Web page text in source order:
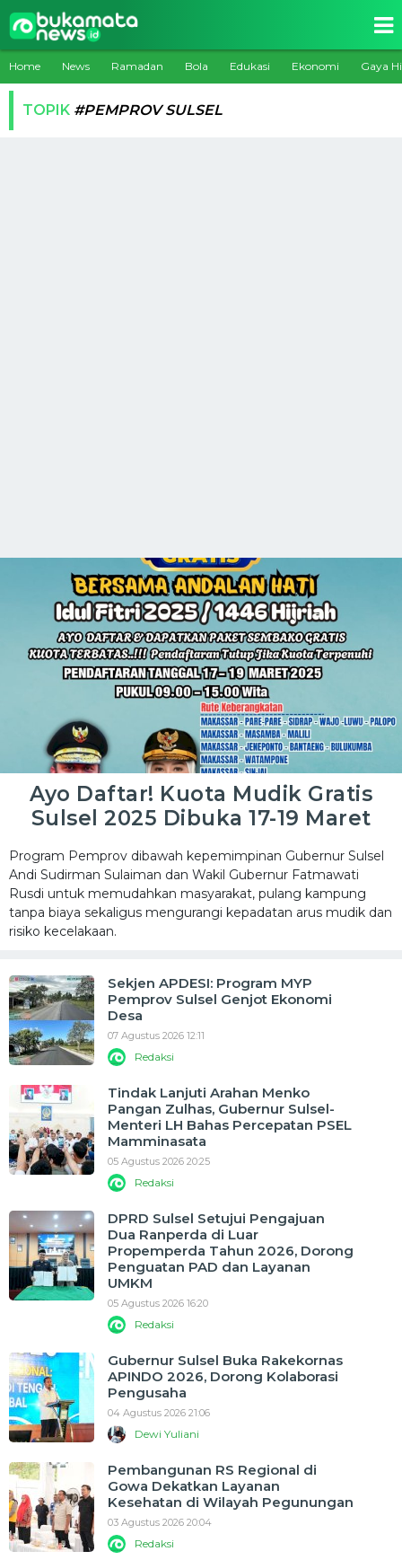
Home News Ramadan Bola Edukasi Ekonomi Gaya
TOPIK #PEMPROV SULSEL
Ayo Daftar! Kuota Mudik Gratis
Sulsel 2025 Dibuka 17-19 Maret
Program Pemprov dibawah kepemimpinan Gubernur Sulsel
Andi Sudirman Sulaiman dan Wakil Gubernur Fatmawati
Rusdi untuk memudahkan masyarakat, pulang kampung
tanpa biaya sekaligus mengurangi kepadatan arus mudik dan
risiko kecelakaan.
Sekjen APDESI: Program MYP
Pemprov Sulsel Genjot Ekonomi
Desa
07 Agustus 2026 12:11
Redaksi
Tindak Lanjuti Arahan Menko
Pangan Zulhas, Gubernur Sulsel-
Menteri LH Bahas Percepatan PSEL
Mamminasata
05 Agustus 2026 20:25
Redaksi
DPRD Sulsel Setujui Pengajuan
Dua Ranperda di Luar
Propemperda Tahun 2026, Dorong
Penguatan PAD dan Layanan
UMKM
05 Agustus 2026 16:20
Redaksi
Gubernur Sulsel Buka Rakekornas
APINDO 2026, Dorong Kolaborasi
Pengusaha
04 Agustus 2026 21:06
Dewi Yuliani
Pembangunan RS Regional di
Gowa Dekatkan Layanan
Kesehatan di Wilayah Pegunungan
03 Agustus 2026 20:04
Redaksi